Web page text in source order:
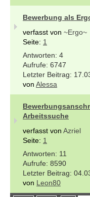
Bewerbung als
verfasst von ~Ergo~
Seite: 1
4
6747
von Alessa
Arbeitssuche
verfasst von Azriel
Seite: 1
11
8590
von Leon80